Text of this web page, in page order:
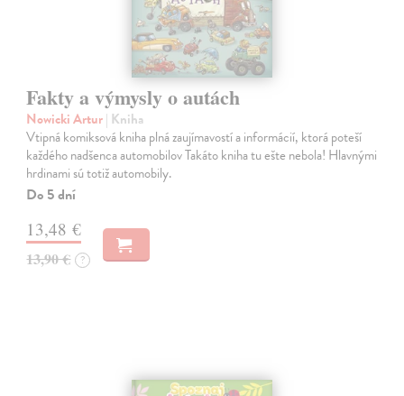
Fakty a výmysly o autách
Nowicki Artur| Kniha
Vtipná komiksová kniha plná zaujímavostí a informácií, ktorá poteší
každého nadšenca automobilov Takáto kniha tu ešte nebola! Hlavnými
hrdinami sú totiž automobily.
Do 5 dní
13,48 €
13,90 € ?